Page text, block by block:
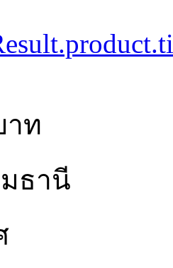
าท
ธานี